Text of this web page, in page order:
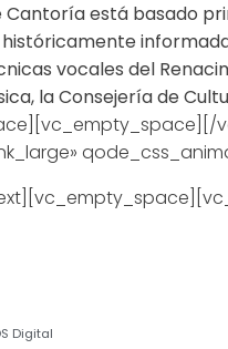
está basado
vocales del
la Consejería de
Digital